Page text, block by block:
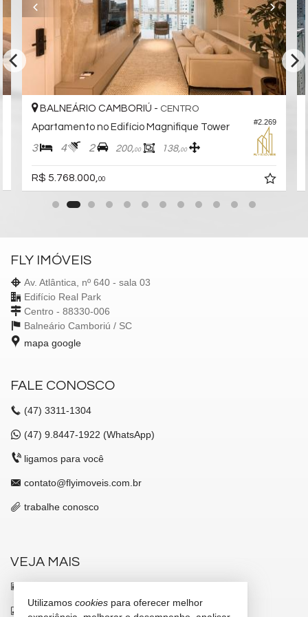
Avenida Brasil, nº 3655
Centro
Balneário Camboriú /SC
#2.269
BALNEÁRIO CAMBORIÚ - CENTRO
Apartamento no Edifício Magnifique Tower
3 4 2 200,00 138,00
R$ 5.768.000,00
FLY IMÓVEIS
Av. Atlântica, nº 640 - sala 03
Edifício Real Park
Centro - 88330-006
Balneário Camboriú / SC
mapa google
FALE CONOSCO
(47) 3311-1304
(47) 9.8447-1922 (WhatsApp)
ligamos para você
contato@flyimoveis.com.br
trabalhe conosco
VEJA MAIS
indicadores financeiros
Utilizamos cookies para oferecer melhor